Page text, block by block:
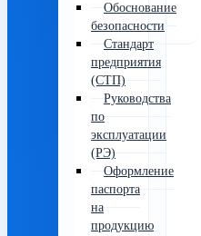
Обоснование
безопасности
Стандарт
предприятия
(СТП)
Руководства
по
эксплуатации
(РЭ)
Оформление
паспорта
на
продукцию